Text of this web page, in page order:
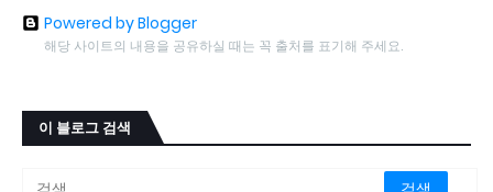
Powered by Blogger
해당 사이트의 내용을 공유하실 때는 꼭 출처를 표기해 주세요.
이 블로그 검색